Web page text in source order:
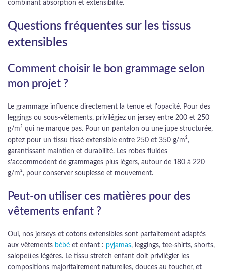
combinant absorption et extensibilité.
Questions fréquentes sur les tissus
extensibles
Comment choisir le bon grammage selon
mon projet ?
Le grammage influence directement la tenue et l'opacité. Pour des
leggings ou sous-vêtements, privilégiez un jersey entre 200 et 250
g/m² qui ne marque pas. Pour un pantalon ou une jupe structurée,
optez pour un tissu tissé extensible entre 250 et 350 g/m²,
garantissant maintien et durabilité. Les robes fluides
s'accommodent de grammages plus légers, autour de 180 à 220
g/m², pour conserver souplesse et mouvement.
Peut-on utiliser ces matières pour des
vêtements enfant ?
Oui, nos jerseys et cotons extensibles sont parfaitement adaptés
aux vêtements bébé et enfant : pyjamas, leggings, tee-shirts, shorts,
salopettes légères. Le tissu stretch enfant doit privilégier les
compositions majoritairement naturelles, douces au toucher, et